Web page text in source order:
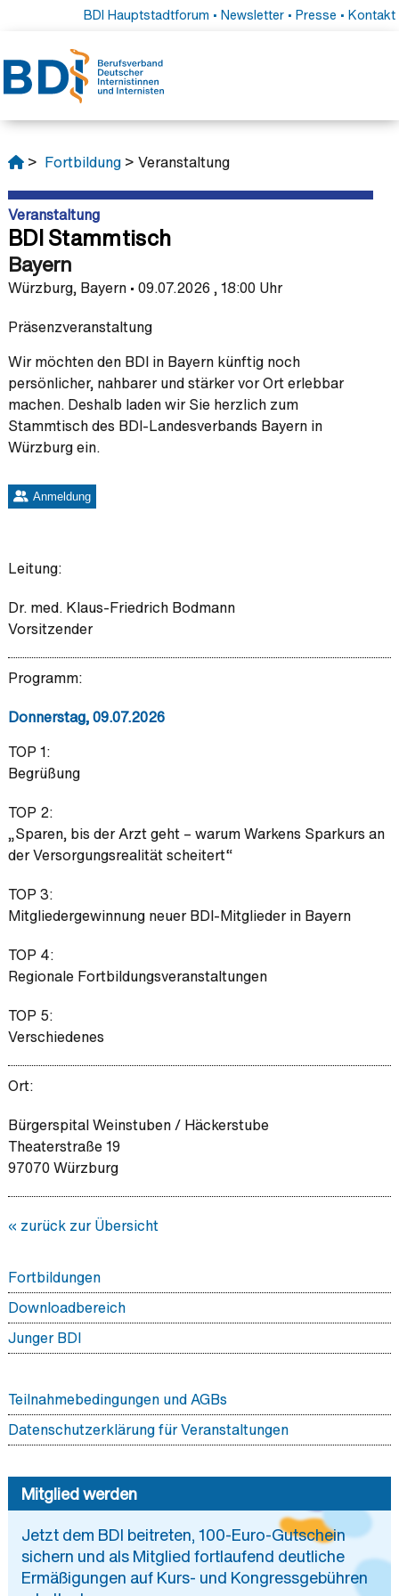
BDI Hauptstadtforum • Newsletter• Presse • Kontakt
> Fortbildung> Veranstaltung
Veranstaltung
BDI Stammtisch
Bayern
Würzburg, Bayern • 09.07.2026 , 18:00 Uhr
Präsenzveranstaltung
Wir möchten den BDI in Bayern künftig noch
persönlicher, nahbarer und stärker vor Ort erlebbar
machen. Deshalb laden wir Sie herzlich zum
Stammtisch des BDI-Landesverbands Bayern in
Würzburg ein.
Anmeldung
Leitung:
Dr. med. Klaus-Friedrich Bodmann
Vorsitzender
Programm:
Donnerstag, 09.07.2026
TOP 1:
Begrüßung
TOP 2:
„Sparen, bis der Arzt geht – warum Warkens Sparkurs an
der Versorgungsrealität scheitert“
TOP 3:
Mitgliedergewinnung neuer BDI-Mitglieder in Bayern
TOP 4:
Regionale Fortbildungsveranstaltungen
TOP 5:
Verschiedenes
Ort:
Bürgerspital Weinstuben / Häckerstube
Theaterstraße 19
97070 Würzburg
« zurück zur Übersicht
Fortbildungen
Downloadbereich
Junger BDI
Teilnahmebedingungen und AGBs
Datenschutzerklärung für Veranstaltungen
Mitglied werden
Jetzt dem BDI beitreten, 100-Euro-Gutschein
sichern und als Mitglied fortlaufend deutliche
Ermäßigungen auf Kurs- und Kongressgebühren